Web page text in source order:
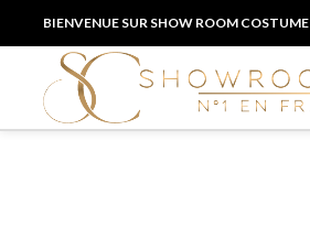
BIENVENUE SUR SHOW ROOM COSTUME